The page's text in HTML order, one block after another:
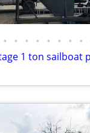
• • • • • • • •